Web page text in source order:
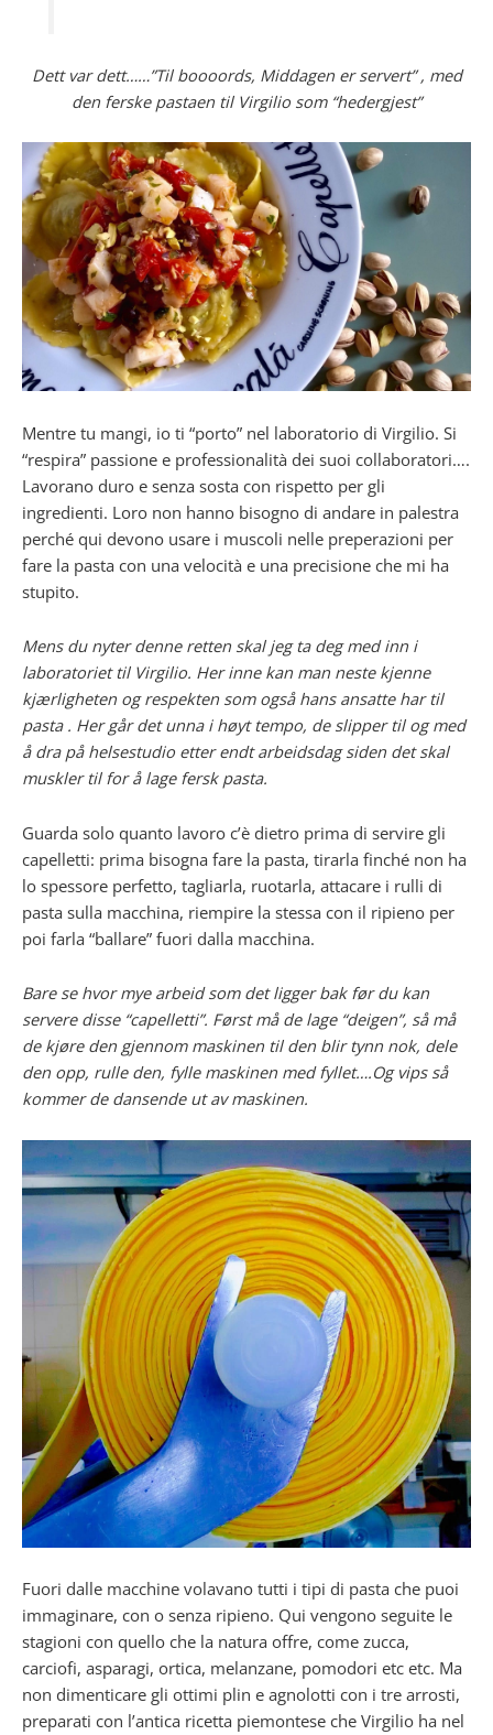
Dett var dett……”Til boooords, Middagen er servert” , med
den ferske pastaen til Virgilio som “hedergjest”
Mentre tu mangi, io ti “porto” nel laboratorio di Virgilio. Si
“respira” passione e professionalità dei suoi collaboratori….
Lavorano duro e senza sosta con rispetto per gli
ingredienti. Loro non hanno bisogno di andare in palestra
perché qui devono usare i muscoli nelle preperazioni per
fare la pasta con una velocità e una precisione che mi ha
stupito.
Mens du nyter denne retten skal jeg ta deg med inn i
laboratoriet til Virgilio. Her inne kan man neste kjenne
kjærligheten og respekten som også hans ansatte har til
pasta . Her går det unna i høyt tempo, de slipper til og med
å dra på helsestudio etter endt arbeidsdag siden det skal
muskler til for å lage fersk pasta.
Guarda solo quanto lavoro c’è dietro prima di servire gli
capelletti: prima bisogna fare la pasta, tirarla finché non ha
lo spessore perfetto, tagliarla, ruotarla, attacare i rulli di
pasta sulla macchina, riempire la stessa con il ripieno per
poi farla “ballare” fuori dalla macchina.
Bare se hvor mye arbeid som det ligger bak før du kan
servere disse “capelletti”. Først må de lage “deigen”, så må
de kjøre den gjennom maskinen til den blir tynn nok, dele
den opp, rulle den, fylle maskinen med fyllet….Og vips så
kommer de dansende ut av maskinen.
Fuori dalle macchine volavano tutti i tipi di pasta che puoi
immaginare, con o senza ripieno. Qui vengono seguite le
stagioni con quello che la natura offre, come zucca,
carciofi, asparagi, ortica, melanzane, pomodori etc etc. Ma
non dimenticare gli ottimi plin e agnolotti con i tre arrosti,
preparati con l’antica ricetta piemontese che Virgilio ha nel